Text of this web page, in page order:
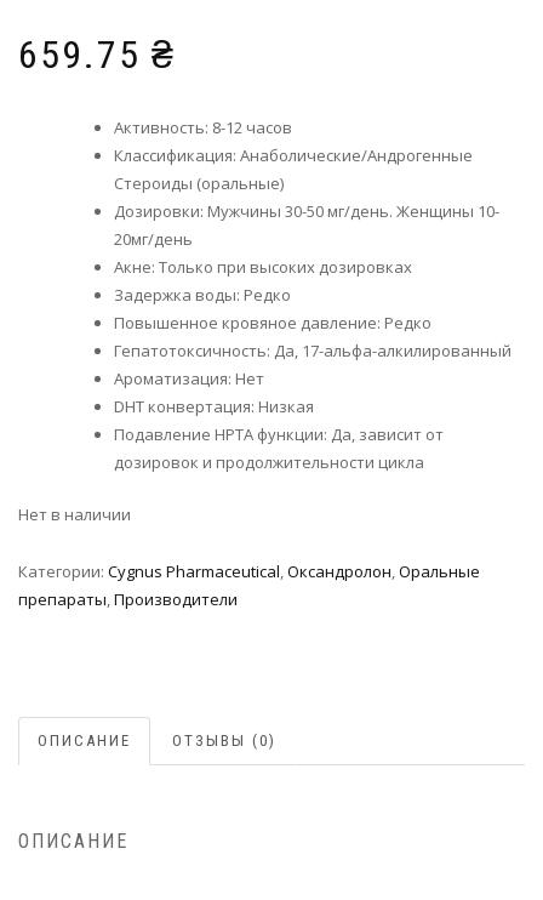
659.75 ₴
Активность: 8-12 часов
Классификация: Анаболические/Андрогенные
Стероиды (оральные)
Дозировки: Мужчины 30-50 мг/день. Женщины 10-
20мг/день
Акне: Только при высоких дозировках
Задержка воды: Редко
Повышенное кровяное давление: Редко
Гепатотоксичность: Да, 17-альфа-алкилированный
Ароматизация: Нет
DHT конвертация: Низкая
Подавление HPTA функции: Да, зависит от
дозировок и продолжительности цикла
Нет в наличии
Категории: Cygnus Pharmaceutical Оксандролон Оральные
препараты Производители
ОПИСАНИЕ ОТЗЫВЫ (0)
ОПИСАНИЕ